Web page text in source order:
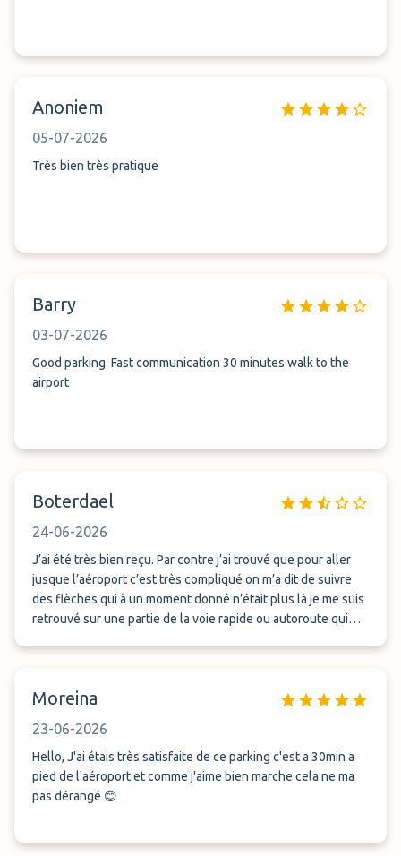
Anoniem
05-07-2026
Très bien très pratique
Barry
03-07-2026
Good parking. Fast communication 30 minutes walk to the
airport
Boterdael
24-06-2026
J’ai été très bien reçu. Par contre j’ai trouvé que pour aller
jusque l’aéroport c’est très compliqué on m’a dit de suivre
des flèches qui à un moment donné n’était plus là je me suis
retrouvé sur une partie de la voie rapide ou autoroute qui
Moreina
23-06-2026
Hello, J'ai étais très satisfaite de ce parking c'est a 30min a
pied de l'aéroport et comme j'aime bien marche cela ne ma
pas dérangé 😊